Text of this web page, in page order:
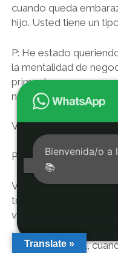
cuando queda
hijo. Usted tiene un
P: He estado
la mentalidad de
primer lugar, ¿ves un
negocios per se?
V: no veo problema
P: ¿No ves problema?
V: El punto es tener
totalidad. Entonces no
visión de la totalidad,
P: Por lo general,
Translate »
Bienvenida/o a
📚